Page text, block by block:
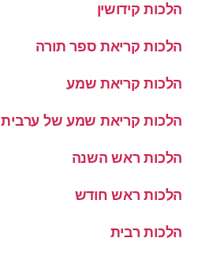
הלכות קידושין
הלכות קריאת ספר תורה
הלכות קריאת שמע
הלכות קריאת שמע של ערבית
הלכות ראש השנה
הלכות ראש חודש
הלכות רבית